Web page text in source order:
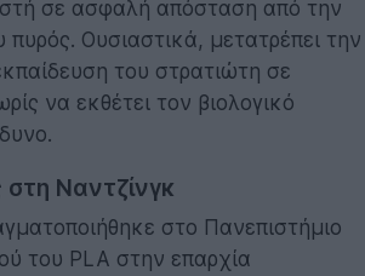
σε ασφαλή απόσταση από την
Ουσιαστικά, μετατρέπει την
του στρατιώτη σε
να εκθέτει τον βιολογικό
στη Ναντζίνγκ
στο Πανεπιστήμιο
του PLA στην επαρχία